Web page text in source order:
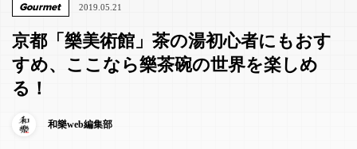
Gourmet 2019.05.21
京都「樂美術館」茶の湯初心者にもおす
すめ、ここなら樂茶碗の世界を楽しめ
る！
和樂web編集部